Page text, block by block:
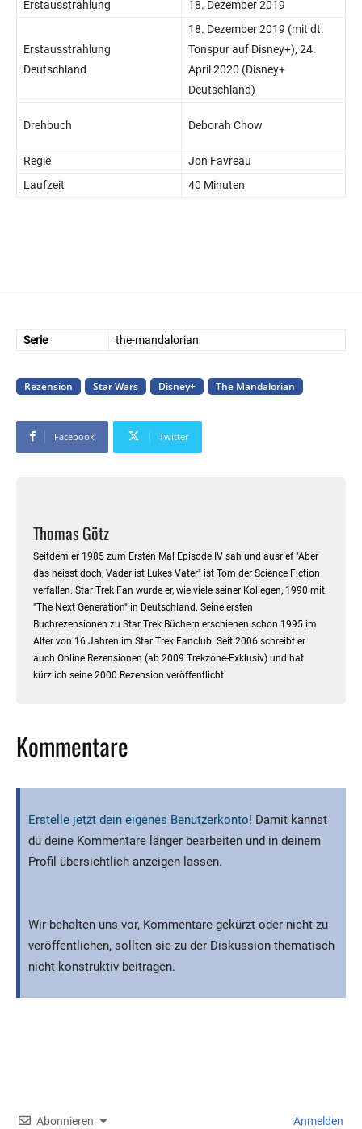
Erstausstrahlung 18. Dezember 2019
Erstausstrahlung
Deutschland
18. Dezember 2019 (mit dt.
Tonspur auf Disney+), 24.
April 2020 (Disney+
Deutschland)
Drehbuch Deborah Chow
Regie
Jon Favreau
Laufzeit
40 Minuten
Serie the-mandalorian
Rezension Star Wars Disney+ The Mandalorian
Facebook Twitter
Thomas Götz
Seitdem er 1985 zum Ersten Mal Episode IV sah und ausrief "Aber
das heisst doch, Vader ist Lukes Vater" ist Tom der Science Fiction
verfallen. Star Trek Fan wurde er, wie viele seiner Kollegen, 1990 mit
"The Next Generation" in Deutschland. Seine ersten
Buchrezensionen zu Star Trek Büchern erschienen schon 1995 im
Alter von 16 Jahren im Star Trek Fanclub. Seit 2006 schreibt er
auch Online Rezensionen (ab 2009 Trekzone-Exklusiv) und hat
kürzlich seine 2000.Rezension veröffentlicht.
Kommentare
Erstelle jetzt dein eigenes Benutzerkonto! Damit kannst
du deine Kommentare länger bearbeiten und in deinem
Profil übersichtlich anzeigen lassen.
Wir behalten uns vor, Kommentare gekürzt oder nicht zu
veröffentlichen, sollten sie zu der Diskussion thematisch
nicht konstruktiv beitragen.
Abonnieren Anmelden